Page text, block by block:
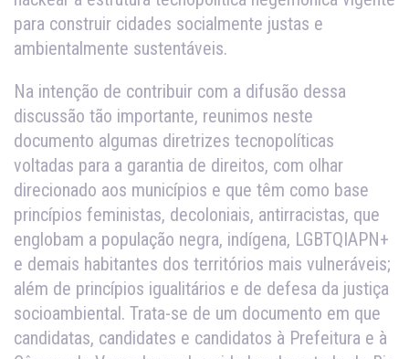
para construir cidades socialmente justas e
ambientalmente sustentáveis.
Na intenção de contribuir com a difusão dessa
discussão tão importante, reunimos neste
documento algumas diretrizes tecnopolíticas
voltadas para a garantia de direitos, com olhar
direcionado aos municípios e que têm como base
princípios feministas, decoloniais, antirracistas, que
englobam a população negra, indígena, LGBTQIAPN+
e demais habitantes dos territórios mais vulneráveis;
além de princípios igualitários e de defesa da justiça
socioambiental. Trata-se de um documento em que
candidatas, candidates e candidatos à Prefeitura e à